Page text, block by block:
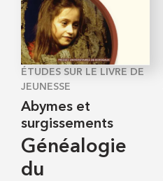
ÉTUDES SUR LE LIVRE DE
JEUNESSE
Abymes et
surgissements
Généalogie
du